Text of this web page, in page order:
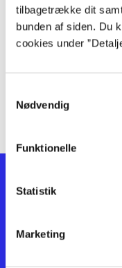
tilbagetrække dit
bunden af siden. Du
cookies under
Nødvendig
Funktionelle
Statistik
Marketing
lorem ipsum dolor sit
lorem ipsum dolor sit
lorem ipsum dolor sit
lorem ipsum dolor sit